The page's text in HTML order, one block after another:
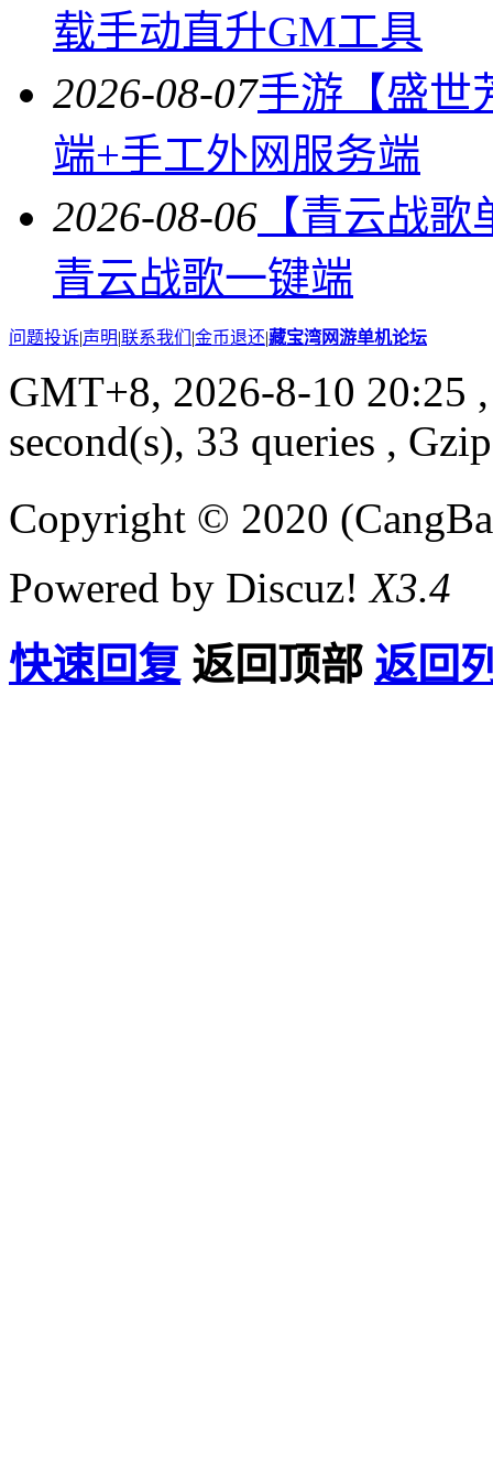
载手动直升GM工具
2026-08-07手游【盛世
端+手工外网服务端
2026-08-06 【青云战
青云战歌一键端
问题投诉|声明|联系我们 |金币退还|藏宝湾网游单机论坛
GMT+8, 2026-8-10 20:25
second(s), 33 queries ,
Copyright © 2020
Powered by Discuz!X3.4
快速回复 返回顶部 返回